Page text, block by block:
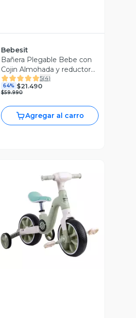
Bebesit
Bañera Plegable Bebe con
Cojin Almohada y reductor
Gris
5(4)
64% $21.490
$59.990
Agregar al carro
Vista Previa